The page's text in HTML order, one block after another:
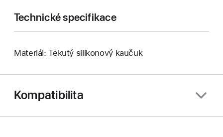
Technické specifikace
Materiál: Tekutý silikonový kaučuk
Kompatibilita